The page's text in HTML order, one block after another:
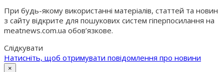
При будь-якому використанні матеріалів, статтей та новин
з сайту відкрите для пошукових систем гіперпосилання на
meatnews.com.ua обов’язкове.
Слідкувати
Натисніть, щоб отримувати повідомлення про новини
×